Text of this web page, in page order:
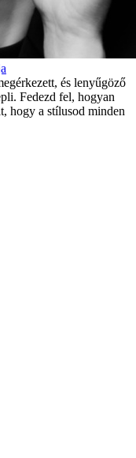
és lenyűgöző
Fedezd fel, hogyan
hogy a stílusod minden